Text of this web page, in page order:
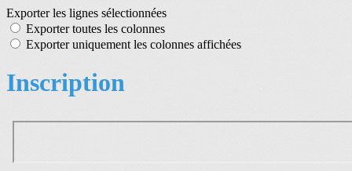
Exporter les lignes sélectionnées
Exporter toutes les colonnes
Exporter uniquement les colonnes affichées
Inscription